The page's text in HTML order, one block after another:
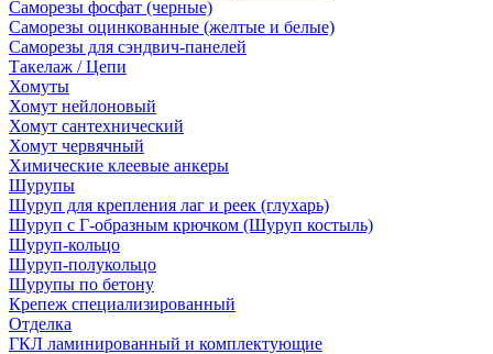
Саморезы фосфат (черные)
Саморезы оцинкованные (желтые и белые)
Саморезы для сэндвич-панелей
Такелаж / Цепи
Хомуты
Хомут нейлоновый
Хомут сантехнический
Хомут червячный
Химические клеевые анкеры
Шурупы
Шуруп для крепления лаг и реек (глухарь)
Шуруп с Г-образным крючком (Шуруп костыль)
Шуруп-кольцо
Шуруп-полукольцо
Шурупы по бетону
Крепеж специализированный
Отделка
ГКЛ ламинированный и комплектующие